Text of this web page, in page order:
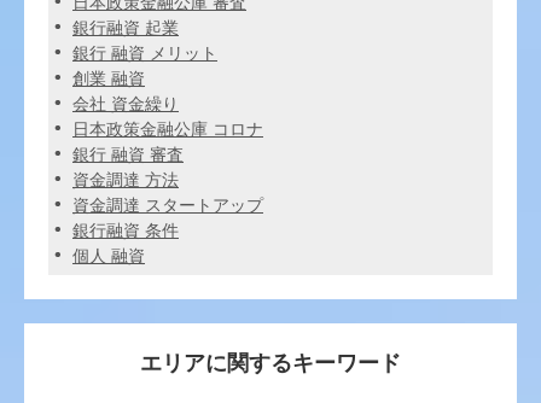
銀行融資 起業
銀行 融資 メリット
創業 融資
会社 資金繰り
日本政策金融公庫 コロナ
銀行 融資 審査
資金調達 方法
資金調達 スタートアップ
銀行融資 条件
個人 融資
エリアに関するキーワード